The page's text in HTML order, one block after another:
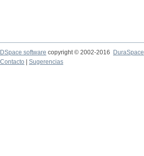
DSpace software copyright © 2002-2016
DuraSpace
Contacto
Sugerencias